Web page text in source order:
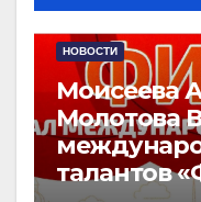
НОВОСТИ
Моисеева
Молотова
талантов